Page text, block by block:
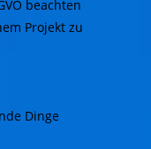
beachten
Projekt zu
Dinge